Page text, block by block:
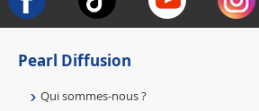
Pearl Diffusion
Qui sommes-nous ?